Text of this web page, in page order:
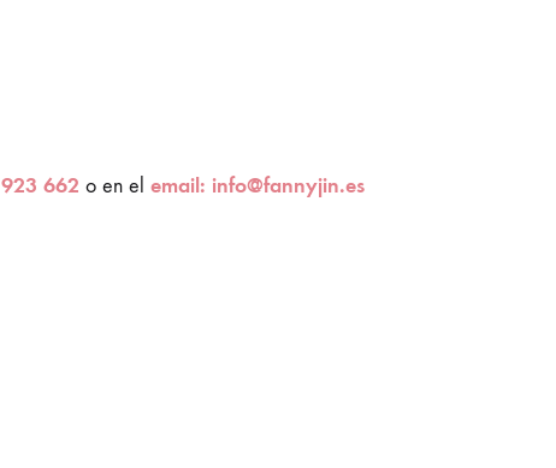
662 o en el email: info@fannyjin.es